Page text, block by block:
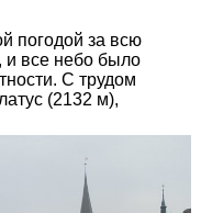
погодой за всю
и все небо было
С трудом
(2132 м),